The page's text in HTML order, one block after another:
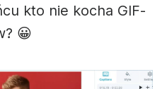
kto nie kocha GIF-
😀